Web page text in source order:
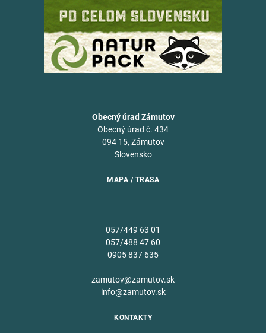
Obecný úrad Zámutov
Obecný úrad č. 434
094 15, Zámutov
Slovensko
MAPA / TRASA
057/449 63 01
057/488 47 60
0905 837 635
zamutov@zamutov.sk
info@zamutov.sk
KONTAKTY